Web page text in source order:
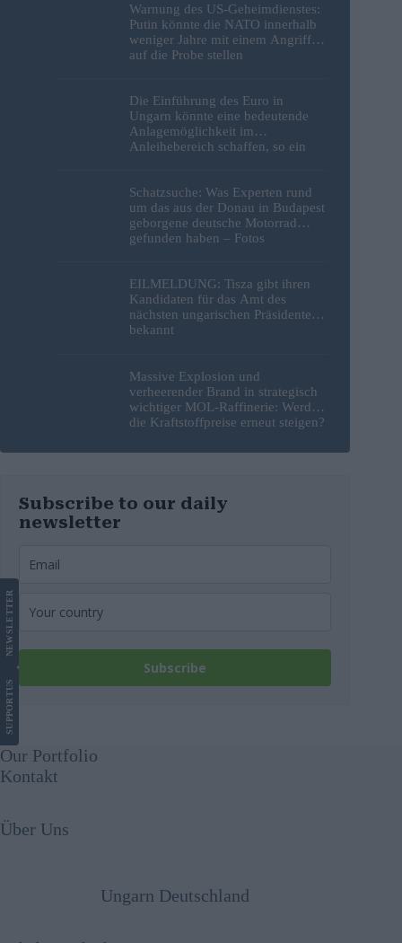
Warnung des US-Geheimdienstes:
Putin könnte die NATO innerhalb
weniger Jahre mit einem Angriff
auf die Probe stellen
Die Einführung des Euro in
Ungarn könnte eine bedeutende
Anlagemöglichkeit im
Anleihebereich schaffen, so ein
Schatzsuche: Was Experten rund
um das aus der Donau in Budapest
geborgene deutsche Motorrad
gefunden haben – Fotos
EILMELDUNG: Tisza gibt ihren
Kandidaten für das Amt des
nächsten ungarischen Präsidenten
bekannt
Massive Explosion und
verheerender Brand in strategisch
wichtiger MOL-Raffinerie: Werden
die Kraftstoffpreise erneut steigen?
Subscribe to our daily
newsletter
Subscribe
SUPPORT
US
NEWS
LETTER
Our Portfolio
Kontakt
Über Uns
Ungarn Deutschland